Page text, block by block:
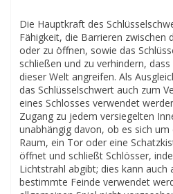
Die Hauptkraft des
Fähigkeit, die Barrieren zwischen
oder zu öffnen, sowie das
schließen und zu verhindern,
dieser Welt angreifen. Als
das Schlüsselschwert auch zum
eines Schlosses verwendet
Zugang zu jedem versiegelten
unabhängig davon, ob es sich
Raum, ein Tor oder eine
öffnet und schließt Schlösser,
Lichtstrahl abgibt; dies kann auch
bestimmte Feinde verwendet